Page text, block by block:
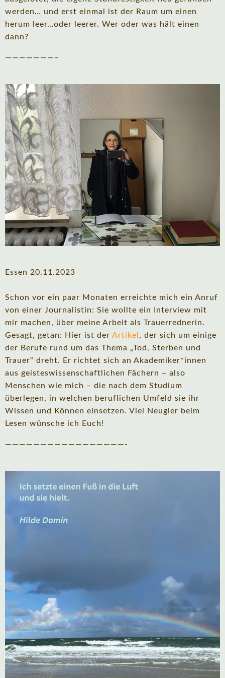
werden… und erst einmal ist der Raum um einen
herum leer…oder leerer. Wer oder was hält einen
dann?
———————–
Essen 20.11.2023
Schon vor ein paar Monaten erreichte mich ein Anruf
von einer Journalistin: Sie wollte ein Interview mit
mir machen, über meine Arbeit als Trauerrednerin.
Gesagt, getan: Hier ist der Artikel , der sich um einige
der Berufe rund um das Thema „Tod, Sterben und
Trauer“ dreht. Er richtet sich an Akademiker*innen
aus geisteswissenschaftlichen Fächern – also
Menschen wie mich – die nach dem Studium
überlegen, in welchen beruflichen Umfeld sie ihr
Wissen und Können einsetzen. Viel Neugier beim
Lesen wünsche ich Euch!
—————————————————-